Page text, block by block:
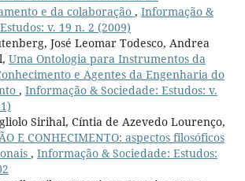
e da colaboração , Informação &
v. 19 n. 2 (2009)
José Leomar Todesco, Andrea
Uma Ontologia para Instrumentos da
e Agentes da Engenharia do
, Informação & Sociedade: Estudos: v.
Sirihal, Cíntia de Azevedo Lourenço,
E CONHECIMENTO: aspectos filosóficos
, Informação & Sociedade: Estudos: